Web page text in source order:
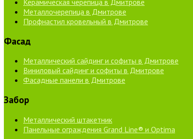
Металлочерепица в Дмитрове
Профнастил кровельный в Дмитрове
Фасад
Металлический сайдинг и софиты в Дмитрове
Виниловый сайдинг и софиты в Дмитрове
Фасадные панели в Дмитрове
Забор
Металлический штакетник
Панельные ограждения Grand Line® и Optima